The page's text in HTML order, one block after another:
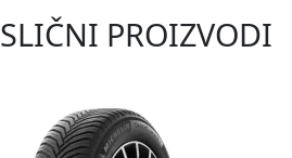
SLIČNI PROIZVODI